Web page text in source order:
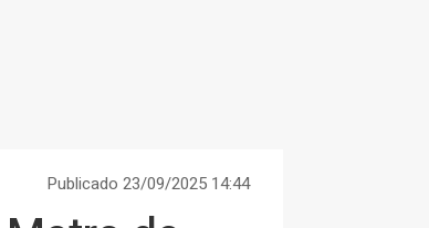
Publicado 23/09/2025 14:44